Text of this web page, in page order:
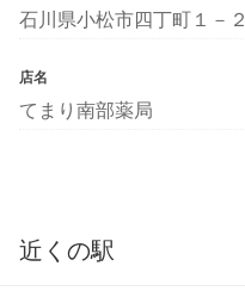
石川県小松市四丁町１－２
店名
てまり南部薬局
近くの駅